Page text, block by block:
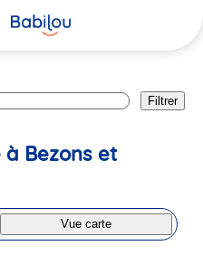
Filtrer
Bezons et
Vue carte